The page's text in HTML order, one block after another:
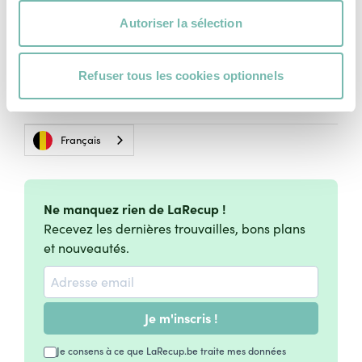
Autoriser la sélection
Refuser tous les cookies optionnels
Mentions légales
Vie Privée
Charte Cookies
Conditions Générales d'Utilisation
Français
Ne manquez rien de LaRecup !
Recevez les dernières trouvailles, bons plans
et nouveautés.
Je m'inscris !
Je consens à ce que LaRecup.be traite mes données